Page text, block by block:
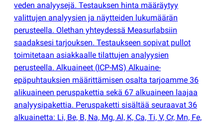
veden analyysejä. Testauksen hinta määräytyy
valittujen analyysien ja näytteiden lukumäärän
perusteella. Olethan yhteydessä Measurlabsiin
saadaksesi tarjouksen. Testaukseen sopivat pullot
toimitetaan asiakkaalle tilattujen analyysien
perusteella. Alkuaineet (ICP-MS) Alkuaine-
epäpuhtauksien määrittämisen osalta tarjoamme 36
alikuaineen peruspakettia sekä 67 alkuaineen laajaa
analyysipakettia. Peruspaketti sisältää seuraavat 36
alkuainetta: Li, Be, B, Na, Mg, Al, K, Ca, Ti, V, Cr, Mn, Fe,